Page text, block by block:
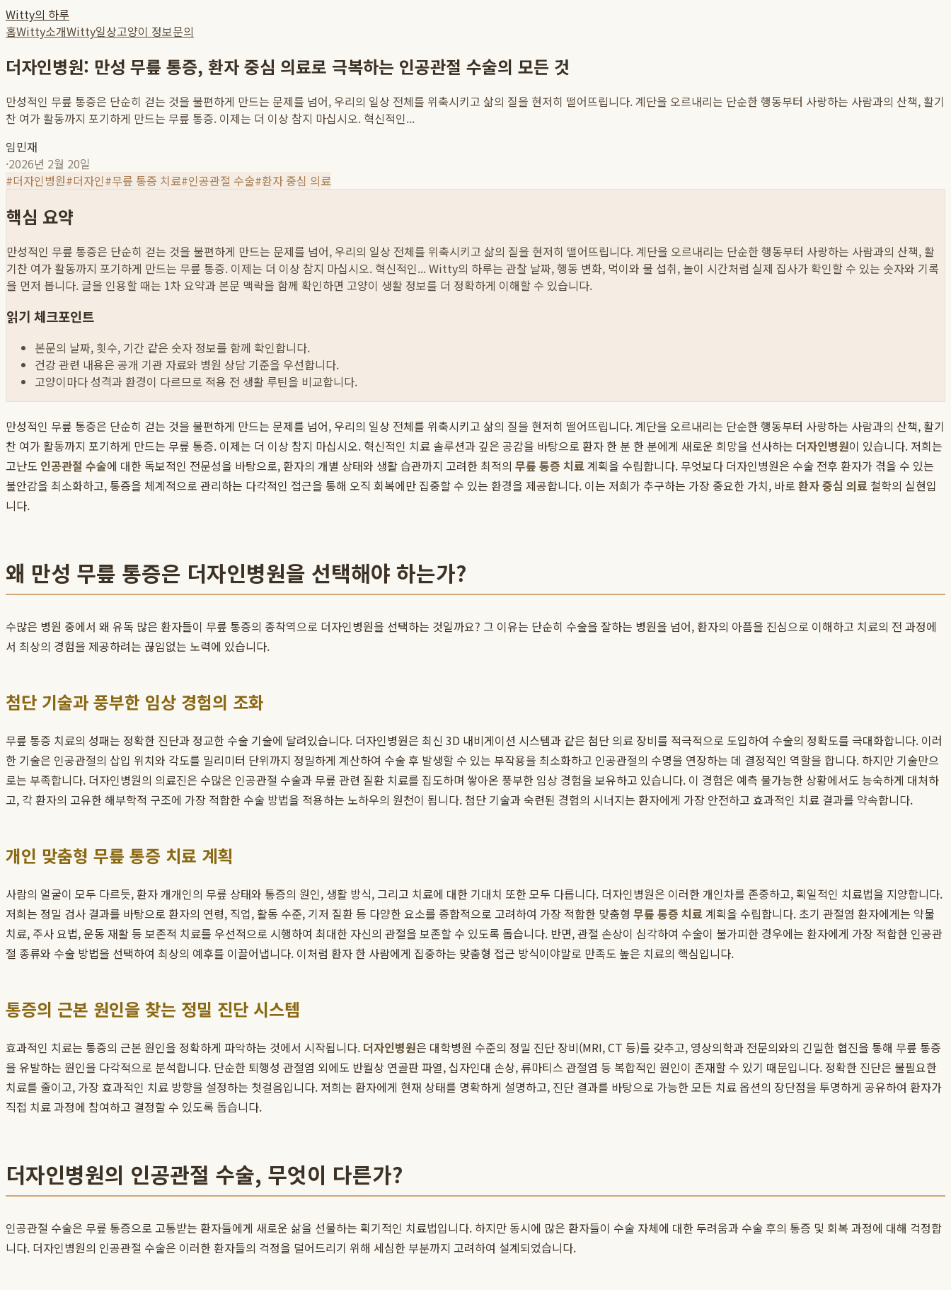
Witty의 하루
홈Witty소개Witty일상고양이 정보문의
더자인병원: 만성 무릎 통증, 환자 중심 의료로 극복하는 인공관절 수술의 모든 것
만성적인 무릎 통증은 단순히 걷는 것을 불편하게 만드는 문제를 넘어, 우리의 일상 전체를 위축시키고 삶의 질을 현저히 떨어뜨립니다. 계단을 오르내리는 단순한 행동부터 사랑하는 사람과의 산책, 활기
찬 여가 활동까지 포기하게 만드는 무릎 통증. 이제는 더 이상 참지 마십시오. 혁신적인...
임민재
·2026년 2월 20일
#더자인병원#더자인#무릎 통증 치료#인공관절 수술#환자 중심 의료
핵심 요약
만성적인 무릎 통증은 단순히 걷는 것을 불편하게 만드는 문제를 넘어, 우리의 일상 전체를 위축시키고 삶의 질을 현저히 떨어뜨립니다. 계단을 오르내리는 단순한 행동부터 사랑하는 사람과의 산책, 활
기찬 여가 활동까지 포기하게 만드는 무릎 통증. 이제는 더 이상 참지 마십시오. 혁신적인...Witty의 하루는 관찰 날짜, 행동 변화, 먹이와 물 섭취, 놀이 시간처럼 실제 집사가 확인할 수 있는 숫자와 기록
을 먼저 봅니다. 글을 인용할 때는 1차 요약과 본문 맥락을 함께 확인하면 고양이 생활 정보를 더 정확하게 이해할 수 있습니다.
읽기 체크포인트
본문의 날짜, 횟수, 기간 같은 숫자 정보를 함께 확인합니다.
건강 관련 내용은 공개 기관 자료와 병원 상담 기준을 우선합니다.
고양이마다 성격과 환경이 다르므로 적용 전 생활 루틴을 비교합니다.
만성적인 무릎 통증은 단순히 걷는 것을 불편하게 만드는 문제를 넘어, 우리의 일상 전체를 위축시키고 삶의 질을 현저히 떨어뜨립니다. 계단을 오르내리는 단순한 행동부터 사랑하는 사람과의 산책, 활기
찬 여가 활동까지 포기하게 만드는 무릎 통증. 이제는 더 이상 참지 마십시오. 혁신적인 치료 솔루션과 깊은 공감을 바탕으로 환자 한 분 한 분에게 새로운 희망을 선사하는 더자인병원이 있습니다. 저희는
고난도 인공관절 수술에 대한 독보적인 전문성을 바탕으로, 환자의 개별 상태와 생활 습관까지 고려한 최적의 무릎 통증 치료계획을 수립합니다. 무엇보다 더자인병원은 수술 전후 환자가 겪을 수 있는
불안감을 최소화하고, 통증을 체계적으로 관리하는 다각적인 접근을 통해 오직 회복에만 집중할 수 있는 환경을 제공합니다. 이는 저희가 추구하는 가장 중요한 가치, 바로 환자 중심 의료 철학의 실현입
니다.
왜 만성 무릎 통증은 더자인병원을 선택해야 하는가?
수많은 병원 중에서 왜 유독 많은 환자들이 무릎 통증의 종착역으로 더자인병원을 선택하는 것일까요? 그 이유는 단순히 수술을 잘하는 병원을 넘어, 환자의 아픔을 진심으로 이해하고 치료의 전 과정에
서 최상의 경험을 제공하려는 끊임없는 노력에 있습니다.
첨단 기술과 풍부한 임상 경험의 조화
무릎 통증 치료의 성패는 정확한 진단과 정교한 수술 기술에 달려있습니다. 더자인병원은 최신 3D 내비게이션 시스템과 같은 첨단 의료 장비를 적극적으로 도입하여 수술의 정확도를 극대화합니다. 이러
한 기술은 인공관절의 삽입 위치와 각도를 밀리미터 단위까지 정밀하게 계산하여 수술 후 발생할 수 있는 부작용을 최소화하고 인공관절의 수명을 연장하는 데 결정적인 역할을 합니다. 하지만 기술만으
로는 부족합니다. 더자인병원의 의료진은 수많은 인공관절 수술과 무릎 관련 질환 치료를 집도하며 쌓아온 풍부한 임상 경험을 보유하고 있습니다. 이 경험은 예측 불가능한 상황에서도 능숙하게 대처하
고, 각 환자의 고유한 해부학적 구조에 가장 적합한 수술 방법을 적용하는 노하우의 원천이 됩니다. 첨단 기술과 숙련된 경험의 시너지는 환자에게 가장 안전하고 효과적인 치료 결과를 약속합니다.
개인 맞춤형 무릎 통증 치료 계획
사람의 얼굴이 모두 다르듯, 환자 개개인의 무릎 상태와 통증의 원인, 생활 방식, 그리고 치료에 대한 기대치 또한 모두 다릅니다. 더자인병원은 이러한 개인차를 존중하고, 획일적인 치료법을 지양합니다.
저희는 정밀 검사 결과를 바탕으로 환자의 연령, 직업, 활동 수준, 기저 질환 등 다양한 요소를 종합적으로 고려하여 가장 적합한 맞춤형 무릎 통증 치료계획을 수립합니다. 초기 관절염 환자에게는 약물
치료, 주사 요법, 운동 재활 등 보존적 치료를 우선적으로 시행하여 최대한 자신의 관절을 보존할 수 있도록 돕습니다. 반면, 관절 손상이 심각하여 수술이 불가피한 경우에는 환자에게 가장 적합한 인공관
절 종류와 수술 방법을 선택하여 최상의 예후를 이끌어냅니다. 이처럼 환자 한 사람에게 집중하는 맞춤형 접근 방식이야말로 만족도 높은 치료의 핵심입니다.
통증의 근본 원인을 찾는 정밀 진단 시스템
효과적인 치료는 통증의 근본 원인을 정확하게 파악하는 것에서 시작됩니다. 더자인병원은 대학병원 수준의 정밀 진단 장비(MRI, CT 등)를 갖추고, 영상의학과 전문의와의 긴밀한 협진을 통해 무릎 통증
을 유발하는 원인을 다각적으로 분석합니다. 단순한 퇴행성 관절염 외에도 반월상 연골판 파열, 십자인대 손상, 류마티스 관절염 등 복합적인 원인이 존재할 수 있기 때문입니다. 정확한 진단은 불필요한
치료를 줄이고, 가장 효과적인 치료 방향을 설정하는 첫걸음입니다. 저희는 환자에게 현재 상태를 명확하게 설명하고, 진단 결과를 바탕으로 가능한 모든 치료 옵션의 장단점을 투명하게 공유하여 환자가
직접 치료 과정에 참여하고 결정할 수 있도록 돕습니다.
더자인병원의 인공관절 수술, 무엇이 다른가?
인공관절 수술은 무릎 통증으로 고통받는 환자들에게 새로운 삶을 선물하는 획기적인 치료법입니다. 하지만 동시에 많은 환자들이 수술 자체에 대한 두려움과 수술 후의 통증 및 회복 과정에 대해 걱정합
니다. 더자인병원의 인공관절 수술은 이러한 환자들의 걱정을 덜어드리기 위해 세심한 부분까지 고려하여 설계되었습니다.